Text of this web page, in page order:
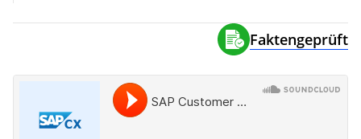
Faktengeprüft